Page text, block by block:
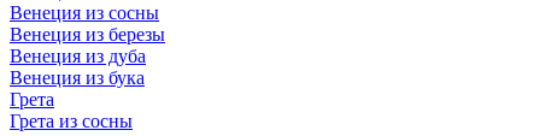
Венеция из сосны
Венеция из березы
Венеция из дуба
Венеция из бука
Грета
Грета из сосны